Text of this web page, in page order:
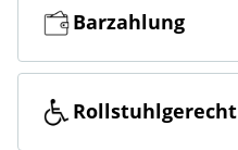
Barzahlung
Rollstuhlgerecht